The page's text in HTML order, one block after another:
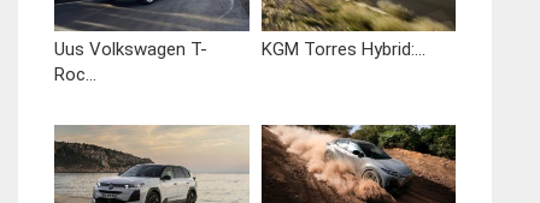
Uus Volkswagen T-
Roc...
KGM Torres Hybrid:...